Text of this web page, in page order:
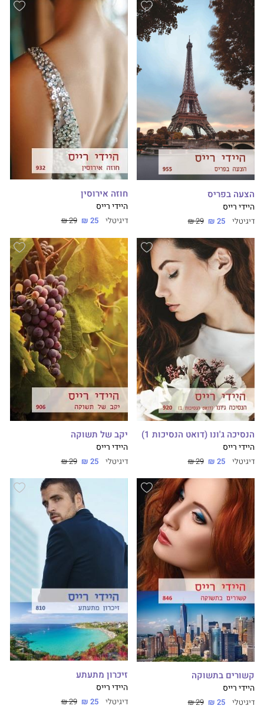
הצעה בפריס
היידי רייס
דיגיטלי 25 ₪
29 ₪
חוזה אירוסין
היידי רייס
דיגיטלי 25 ₪
29 ₪
הנסיכה ג'ונו (דואט הנסיכות 1)
היידי רייס
דיגיטלי 25 ₪
29 ₪
יקב של תשוקה
היידי רייס
דיגיטלי 25 ₪
29 ₪
קשורים בתשוקה
היידי רייס
דיגיטלי 25 ₪
29 ₪
זיכרון מתעתע
היידי רייס
דיגיטלי 25 ₪
29 ₪